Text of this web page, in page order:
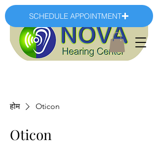
SCHEDULE APPOINTMENT
होम Oticon
Oticon